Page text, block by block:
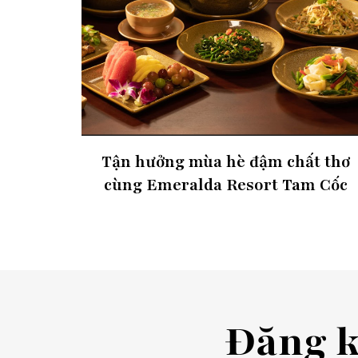
Tận hưởng mùa hè đậm chất thơ
cùng Emeralda Resort Tam Cốc
Đăng